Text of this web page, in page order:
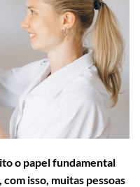
o papel fundamental
isso, muitas pessoas